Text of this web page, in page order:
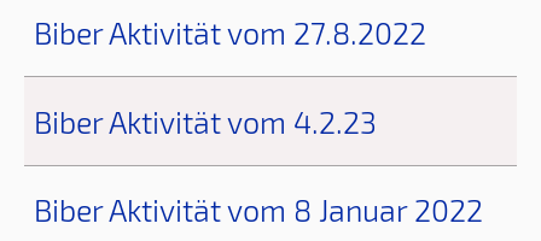
Biber Aktivität vom 27.8.2022
Biber Aktivität vom 4.2.23
Biber Aktivität vom 8 Januar 2022